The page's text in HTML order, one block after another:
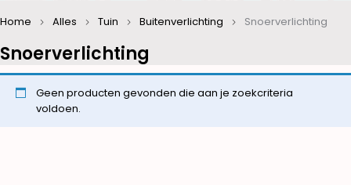
Snoerverlichting
Home Alles Tuin Buitenverlichting Snoerverlichting
Geen producten gevonden die aan je zoekcriteria
voldoen.